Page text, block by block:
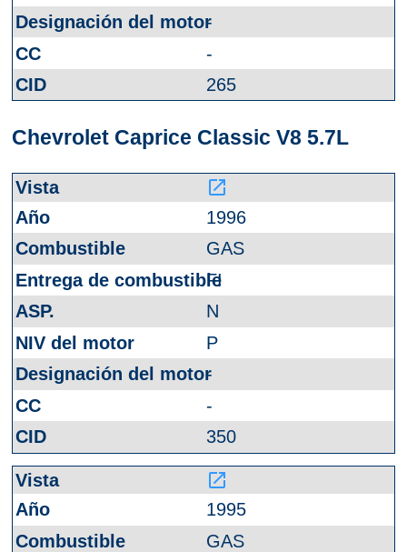
-
-
265
Chevrolet Caprice Classic V8 5.7L
launch
1996
GAS
FI
N
P
-
-
350
launch
1995
GAS